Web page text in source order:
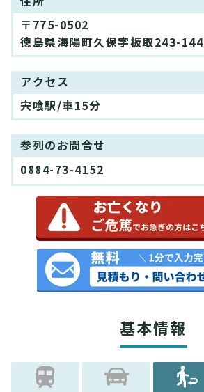
〒775-0502
徳島県海陽町久保字板取243-144
アクセス
宍喰駅/車15分
参列のお問合せ
0884-73-4152
基本情報